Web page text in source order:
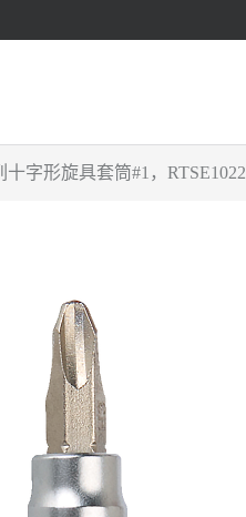
字形旋具套筒#1，RTSE1022